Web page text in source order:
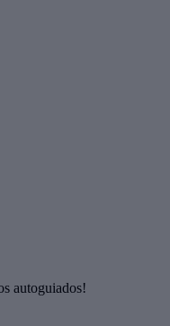
autoguiados!